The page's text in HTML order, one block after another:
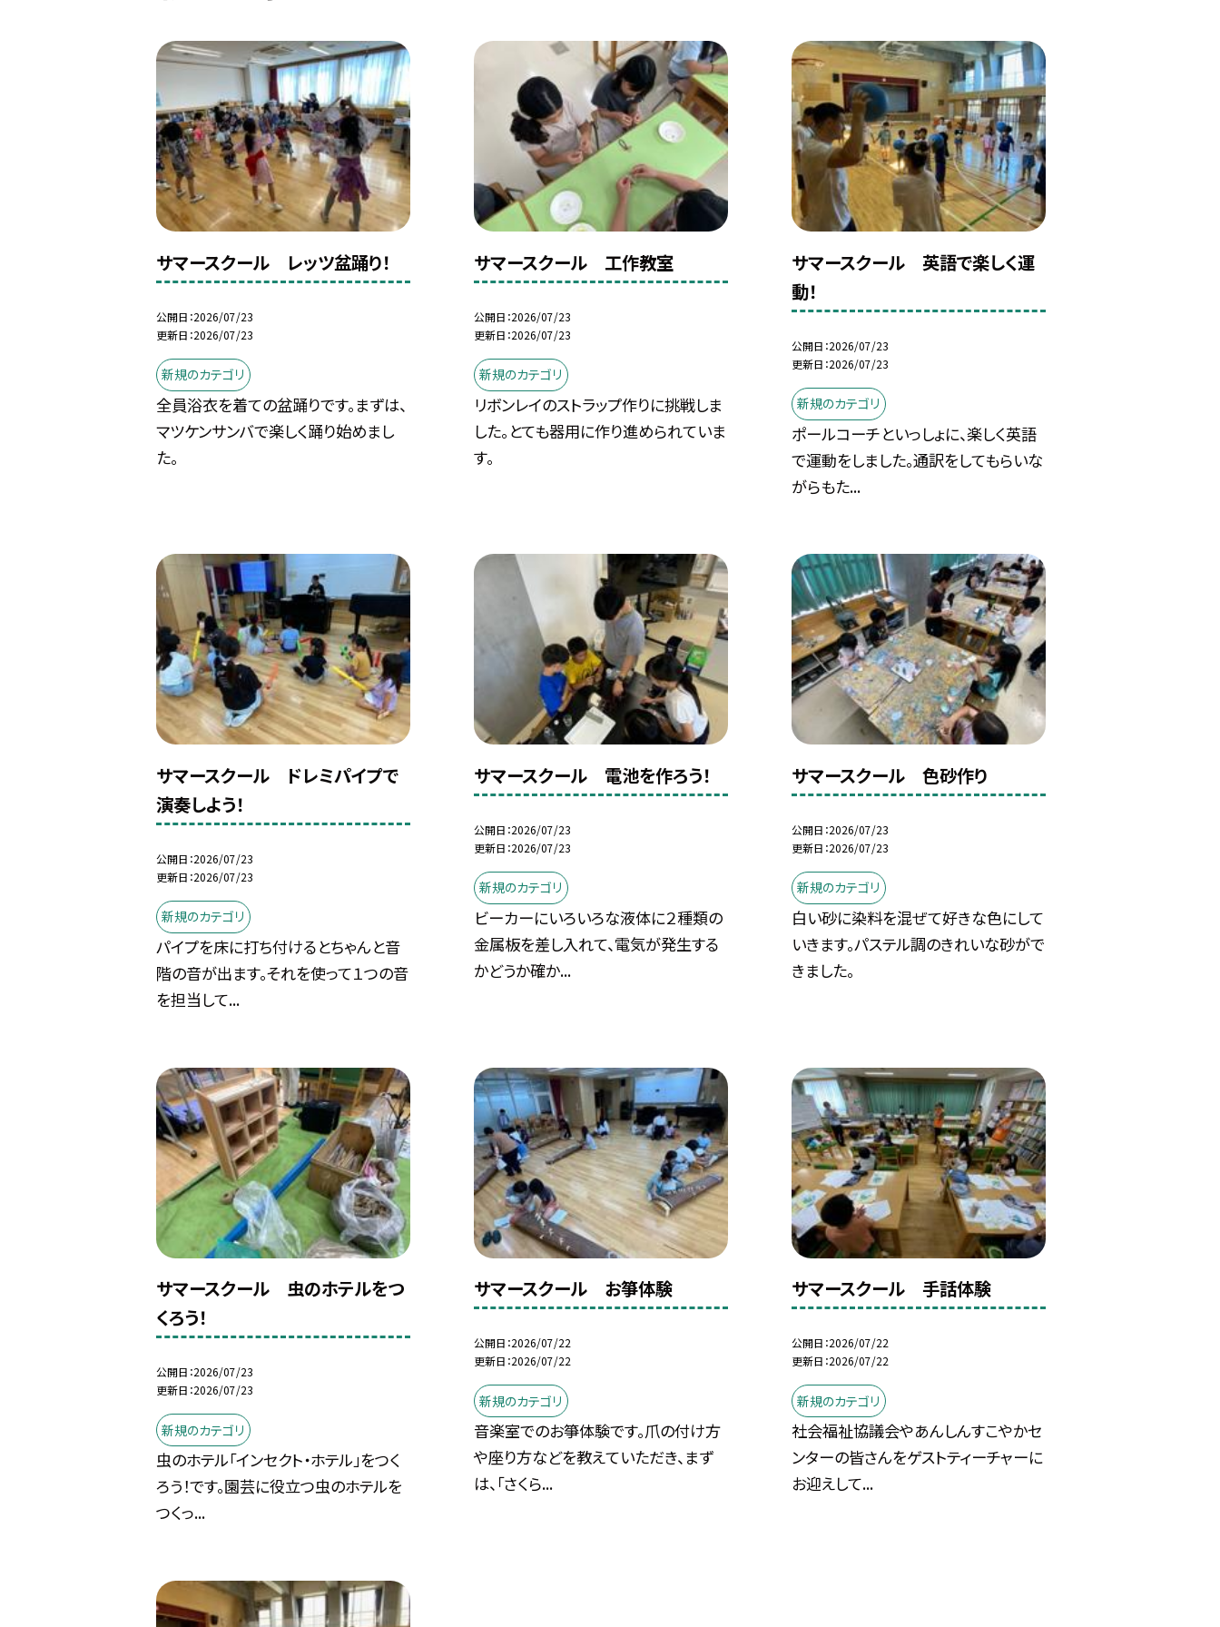
サマースクール レッツ盆踊り！
公開日 2026/07/23
更新日 2026/07/23
新規のカテゴリ
全員浴衣を着ての盆踊りです。まずは、
マツケンサンバで楽しく踊り始めまし
た。
サマースクール 工作教室
公開日 2026/07/23
更新日 2026/07/23
新規のカテゴリ
リボンレイのストラップ作りに挑戦しま
した。とても器用に作り進められていま
す。
サマースクール 英語で楽しく運
動！
公開日 2026/07/23
更新日 2026/07/23
新規のカテゴリ
ポールコーチといっしょに、楽しく英語
で運動をしました。通訳をしてもらいな
がらもた...
サマースクール ドレミパイプで
演奏しよう！
公開日 2026/07/23
更新日 2026/07/23
新規のカテゴリ
パイプを床に打ち付けるとちゃんと音
階の音が出ます。それを使って１つの音
を担当して...
サマースクール 電池を作ろう！
公開日 2026/07/23
更新日 2026/07/23
新規のカテゴリ
ビーカーにいろいろな液体に２種類の
金属板を差し入れて、電気が発生する
かどうか確か...
サマースクール 色砂作り
公開日 2026/07/23
更新日 2026/07/23
新規のカテゴリ
白い砂に染料を混ぜて好きな色にして
いきます。パステル調のきれいな砂がで
きました。
サマースクール 虫のホテルをつ
くろう！
公開日 2026/07/23
更新日 2026/07/23
新規のカテゴリ
虫のホテル「インセクト・ホテル」をつく
ろう！です。園芸に役立つ虫のホテルを
つくっ...
サマースクール お箏体験
公開日 2026/07/22
更新日 2026/07/22
新規のカテゴリ
音楽室でのお箏体験です。爪の付け方
や座り方などを教えていただき、まず
は、「さくら...
サマースクール 手話体験
公開日 2026/07/22
更新日 2026/07/22
新規のカテゴリ
社会福祉協議会やあんしんすこやかセ
ンターの皆さんをゲストティーチャーに
お迎えして...